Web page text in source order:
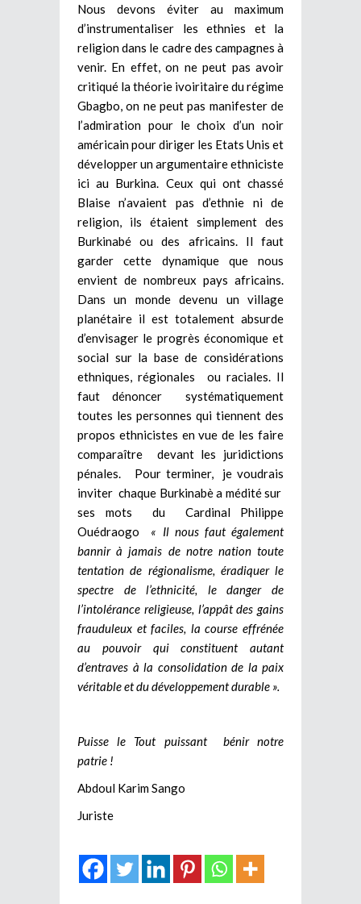
Nous devons éviter au maximum
d’instrumentaliser les ethnies et la
religion dans le cadre des campagnes à
venir. En effet, on ne peut pas avoir
critiqué la théorie ivoiritaire du régime
Gbagbo, on ne peut pas manifester de
l’admiration pour le choix d’un noir
américain pour diriger les Etats Unis et
développer un argumentaire ethniciste
ici au Burkina. Ceux qui ont chassé
Blaise n’avaient pas d’ethnie ni de
religion, ils étaient simplement des
Burkinabé ou des africains. Il faut
garder cette dynamique que nous
envient de nombreux pays africains.
Dans un monde devenu un village
planétaire il est totalement absurde
d’envisager le progrès économique et
social sur la base de considérations
ethniques, régionales ou raciales. Il
faut dénoncer systématiquement
toutes les personnes qui tiennent des
propos ethnicistes en vue de les faire
comparaître devant les juridictions
pénales. Pour terminer, je voudrais
inviter chaque Burkinabè a médité sur
ses mots du Cardinal Philippe
Ouédraogo « Il nous faut également
bannir à jamais de notre nation toute
tentation de régionalisme, éradiquer le
spectre de l’ethnicité, le danger de
l’intolérance religieuse, l’appât des gains
frauduleux et faciles, la course effrénée
au pouvoir qui constituent autant
d’entraves à la consolidation de la paix
véritable et du développement durable ».
Puisse le Tout puissant bénir notre
patrie !
Abdoul Karim Sango
Juriste